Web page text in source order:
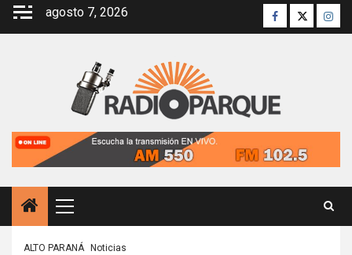
Saltar
agosto 7, 2026 Facebook
Twitter
Menú
principal
ALTO PARANÁ Noticias